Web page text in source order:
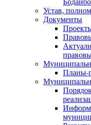
Устав,
Документы
Планы-